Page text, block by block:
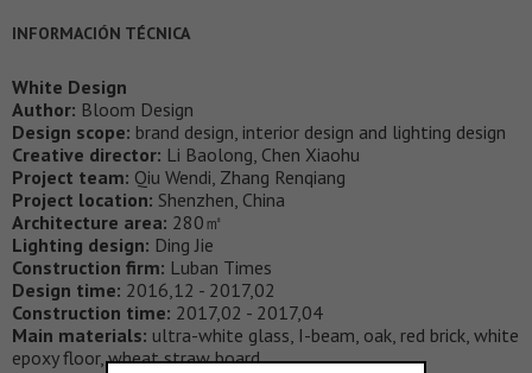
INFORMACIÓN TÉCNICA
White Design
Author: Bloom Design
Design scope: brand design, interior design and lighting design
Creative director: Li Baolong, Chen Xiaohu
Project team: Qiu Wendi, Zhang Renqiang
Project location: Shenzhen, China
Architecture area: 280㎡
Lighting design: Ding Jie
Construction firm: Luban Times
Design time: 2016,12 - 2017,02
Construction time: 2017,02 - 2017,04
Main materials: ultra-white glass, I-beam, oak, red brick, white
epoxy floor, wheat straw board